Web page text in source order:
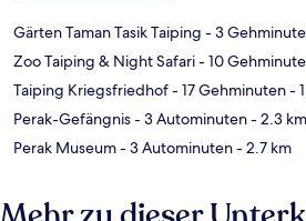
Gärten Taman Tasik Taiping - 3
Zoo Taiping & Night Safari- 10
Taiping Kriegsfriedhof- 17 Gehminuten-
Perak-Gefängnis- 3 Autominuten- 2.3 km
Perak Museum- 3 Autominuten- 2.7 km